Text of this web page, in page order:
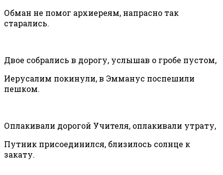
Обман не помог архиереям, напрасно так
старались.
Двое собрались в дорогу, услышав о гробе пустом,
Иерусалим покинули, в Эмманус поспешили
пешком.
Оплакивали дорогой Учителя, оплакивали утрату,
Путник присоединился, близилось солнце к
закату.